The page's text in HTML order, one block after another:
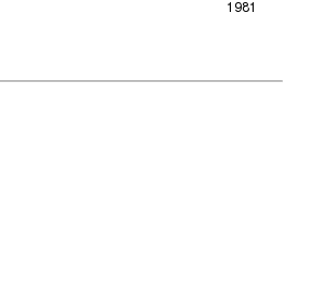
1981